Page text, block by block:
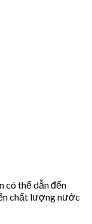
có thể dẫn đến
chất lượng nước